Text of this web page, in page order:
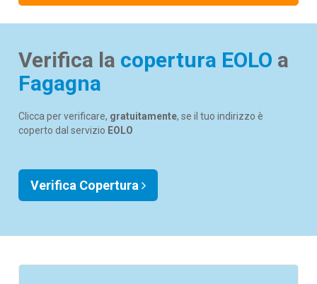
Verifica la copertura EOLO a
Fagagna
Clicca per verificare, gratuitamente, se il tuo indirizzo è
coperto dal servizio EOLO
Verifica Copertura